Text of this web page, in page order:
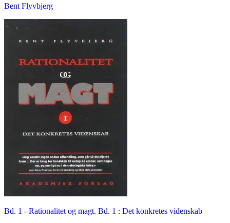
Bent Flyvbjerg
Bd. 1 - Rationalitet og magt. Bd. 1 : Det konkretes videnskab